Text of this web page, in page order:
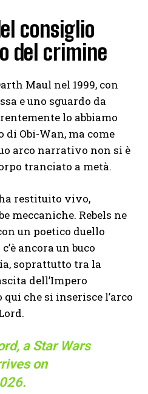
consiglio
del crimine
Maul nel 1999, con
e uno sguardo da
lo abbiamo
Obi-Wan, ma come
arco narrativo non si è
tranciato a metà.
restituito vivo,
meccaniche. Rebels ne
un poetico duello
ancora un buco
soprattutto tra la
dell’Impero
che si inserisce l’arco
a Star Wars
on